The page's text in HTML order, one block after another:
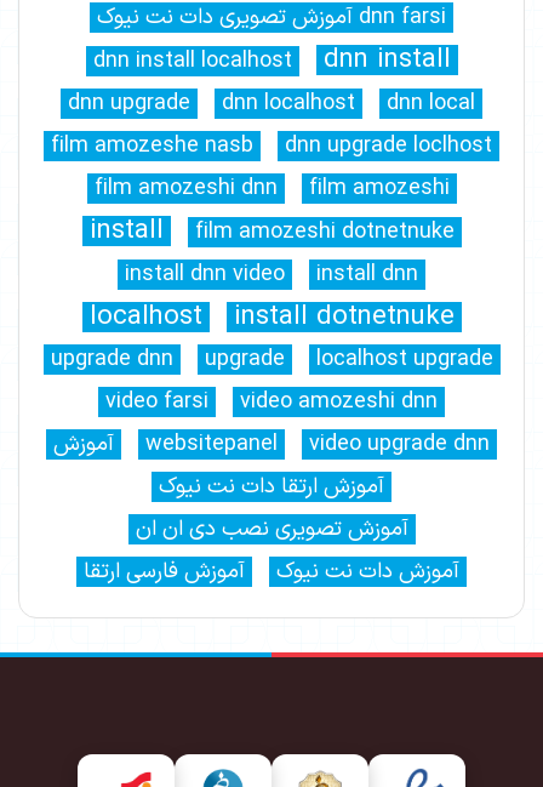
dnn farsi آموزش تصویری دات نت نیوک
dnn install
dnn install localhost
dnn local
dnn localhost
dnn upgrade
dnn upgrade loclhost
film amozeshe nasb
film amozeshi
film amozeshi dnn
film amozeshi dotnetnuke
install
install dnn
install dnn video
install dotnetnuke
localhost
localhost upgrade
upgrade
upgrade dnn
video amozeshi dnn
video farsi
video upgrade dnn
websitepanel
آموزش
آموزش ارتقا دات نت نیوک
آموزش تصویری نصب دی ان ان
آموزش دات نت نیوک
آموزش فارسی ارتقا